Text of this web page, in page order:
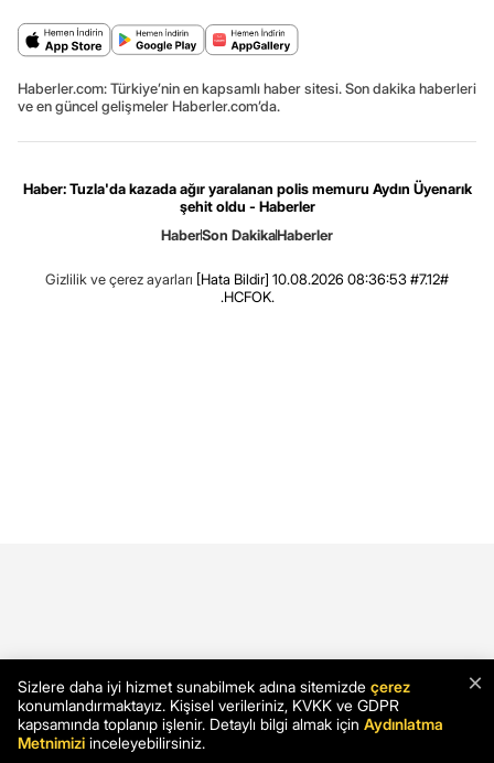
Haberler.com: Türkiye’nin en kapsamlı haber sitesi. Son dakika haberleri
ve en güncel gelişmeler Haberler.com’da.
Haber: Tuzla'da kazada ağır yaralanan polis memuru Aydın Üyenarık
şehit oldu - Haberler
HaberSon DakikaHaberler
Gizlilik ve çerez ayarları [Hata Bildir] 10.08.2026 08:36:53 #7.12#
.HCFOK.
×
Sizlere daha iyi hizmet sunabilmek adına sitemizde çerez
konumlandırmaktayız. Kişisel verileriniz, KVKK ve GDPR
kapsamında toplanıp işlenir. Detaylı bilgi almak için Aydınlatma
Metnimizi inceleyebilirsiniz.